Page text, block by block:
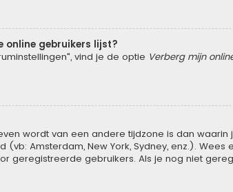
online gebruikers lijst?
vind je de optie Verberg mijn
wordt van een andere tijdzone is dan
Amsterdam, New York, Sydney, enz.).
geregistreerde gebruikers. Als je nog niet